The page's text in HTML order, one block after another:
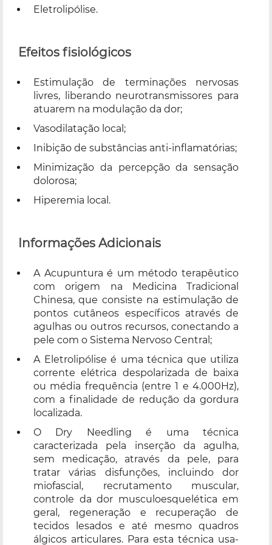
Eletrolipólise.
Efeitos fisiológicos
Estimulação de terminações nervosas
livres, liberando neurotransmissores para
atuarem na modulação da dor;
Vasodilatação local;
Inibição de substâncias anti-inflamatórias;
Minimização da percepção da sensação
dolorosa;
Hiperemia local.
Informações Adicionais
A Acupuntura é um método terapêutico
com origem na Medicina Tradicional
Chinesa, que consiste na estimulação de
pontos cutâneos específicos através de
agulhas ou outros recursos, conectando a
pele com o Sistema Nervoso Central;
A Eletrolipólise é uma técnica que utiliza
corrente elétrica despolarizada de baixa
ou média frequência (entre 1 e 4.000Hz),
com a finalidade de redução da gordura
localizada.
O Dry Needling é uma técnica
caracterizada pela inserção da agulha,
sem medicação, através da pele, para
tratar várias disfunções, incluindo dor
miofascial, recrutamento muscular,
controle da dor musculoesquelética em
geral, regeneração e recuperação de
tecidos lesados e até mesmo quadros
álgicos articulares. Para esta técnica usa-